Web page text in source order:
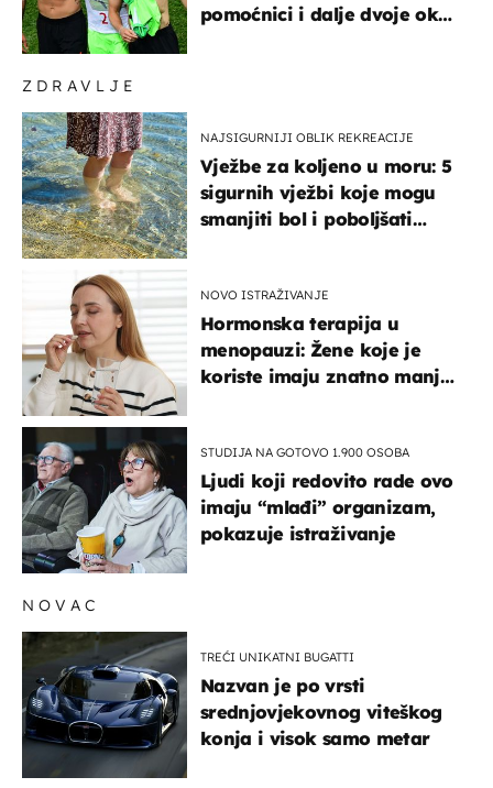
ZDRAVLJE
NAJSIGURNIJI OBLIK REKREACIJE
Vježbe za koljeno u moru: 5
sigurnih vježbi koje mogu
smanjiti bol i poboljšati
NOVO ISTRAŽIVANJE
Hormonska terapija u
menopauzi: Žene koje je
koriste imaju znatno manji
STUDIJA NA GOTOVO 1.900 OSOBA
Ljudi koji redovito rade ovo
imaju “mlađi” organizam,
pokazuje istraživanje
pomoćnici i dalje dvoje oko
NOVAC
TREĆI UNIKATNI BUGATTI
Nazvan je po vrsti
srednjovjekovnog viteškog
konja i visok samo metar